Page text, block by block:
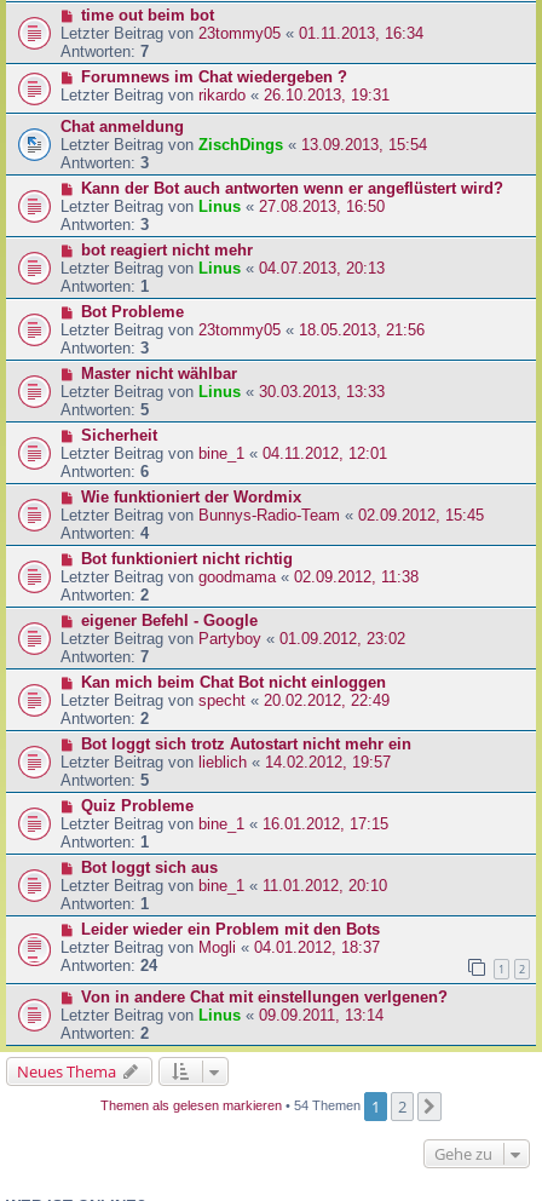
time out beim bot
Letzter Beitrag von 23tommy05 « 01.11.2013, 16:34
Antworten: 7
Forumnews im Chat wiedergeben ?
Letzter Beitrag von rikardo « 26.10.2013, 19:31
Chat anmeldung
Letzter Beitrag von ZischDings « 13.09.2013, 15:54
Antworten: 3
Kann der Bot auch antworten wenn er angeflüstert wird?
Letzter Beitrag von Linus « 27.08.2013, 16:50
Antworten: 3
bot reagiert nicht mehr
Letzter Beitrag von Linus « 04.07.2013, 20:13
Antworten: 1
Bot Probleme
Letzter Beitrag von 23tommy05 « 18.05.2013, 21:56
Antworten: 3
Master nicht wählbar
Letzter Beitrag von Linus « 30.03.2013, 13:33
Antworten: 5
Sicherheit
Letzter Beitrag von bine_1 « 04.11.2012, 12:01
Antworten: 6
Wie funktioniert der Wordmix
Letzter Beitrag von Bunnys-Radio-Team « 02.09.2012, 15:45
Antworten: 4
Bot funktioniert nicht richtig
Letzter Beitrag von goodmama « 02.09.2012, 11:38
Antworten: 2
eigener Befehl - Google
Letzter Beitrag von Partyboy « 01.09.2012, 23:02
Antworten: 7
Kan mich beim Chat Bot nicht einloggen
Letzter Beitrag von specht « 20.02.2012, 22:49
Antworten: 2
Bot loggt sich trotz Autostart nicht mehr ein
Letzter Beitrag von lieblich « 14.02.2012, 19:57
Antworten: 5
Quiz Probleme
Letzter Beitrag von bine_1 « 16.01.2012, 17:15
Antworten: 1
Bot loggt sich aus
Letzter Beitrag von bine_1 « 11.01.2012, 20:10
Antworten: 1
Leider wieder ein Problem mit den Bots
Letzter Beitrag von Mogli « 04.01.2012, 18:37
Antworten: 24 1 2
Von in andere Chat mit einstellungen verlgenen?
Letzter Beitrag von Linus « 09.09.2011, 13:14
Antworten: 2
Neues Thema
Themen als gelesen markieren • 54 Themen 1 2
Gehe zu